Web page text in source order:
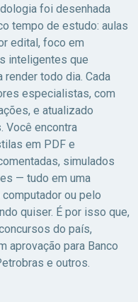
foi desenhada
tempo de estudo: aulas
edital, foco em
inteligentes que
todo dia. Cada
especialistas, com
e atualizado
Você encontra
em PDF e
simulados
— tudo em uma
ou pelo
quiser. É por isso que,
do país,
aprovação para Banco
e outros.